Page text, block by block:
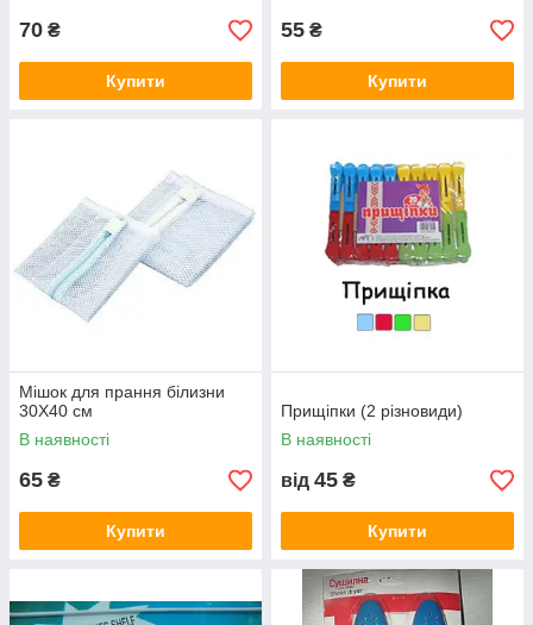
70 ₴
Купити
55 ₴
Купити
Мішок для прання білизни
30Х40 см
В наявності
65 ₴
Купити
Прищіпки (2 різновиди)
В наявності
від 45 ₴
Купити